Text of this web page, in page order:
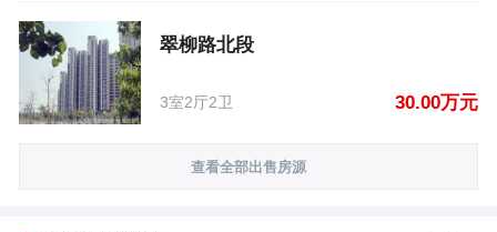
翠柳路北段
3室2厅2卫 30.00万元
查看全部出售房源